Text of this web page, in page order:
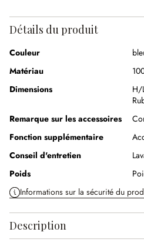
Détails du produit
Couleur
Matériau
Dimensions
H/
Remarque sur les accessoires
Fonction supplémentaire
Conseil d'entretien
Poids
Informations sur la sécurité du
Description